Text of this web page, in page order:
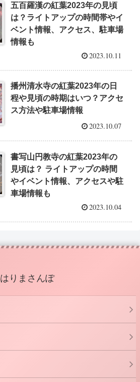
五百羅漢の紅葉2023年の見頃
は？ライトアップの時間帯やイ
ベント情報、アクセス、駐車場
情報も
2023.10.11
播州清水寺の紅葉2023年の日
程や見頃の時期はいつ？アクセ
ス方法や駐車場情報
2023.10.07
書写山円教寺の紅葉2023年の
見頃は？ ライトアップの時間
やイベント情報、アクセスや駐
車場情報も
2023.10.04
はりまさんぽ